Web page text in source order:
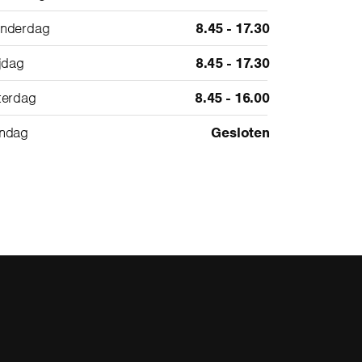
8.45 - 17.30
8.45 - 17.30
8.45 - 16.00
Gesloten